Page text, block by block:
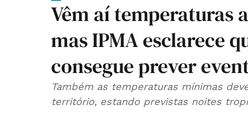
Vêm aí temperaturas
mas IPMA esclarece
consegue prever
Também as temperaturas mínimas
território, estando previstas noites